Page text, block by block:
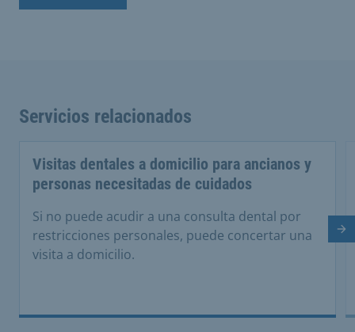
Servicios relacionados
Visitas dentales a domicilio para ancianos y
personas necesitadas de cuidados
Si no puede acudir a una consulta dental por
restricciones personales, puede concertar una
visita a domicilio.